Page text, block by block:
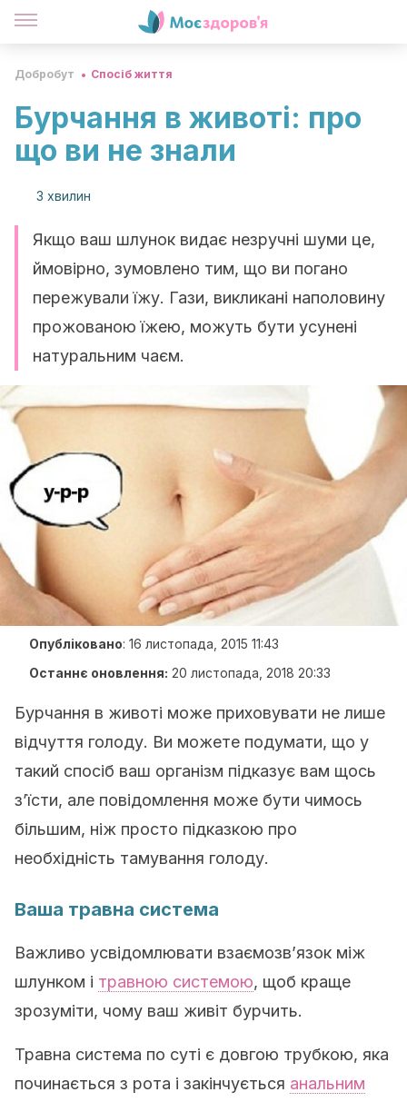
Добробут Спосіб життя
Бурчання в животі: про
що ви не знали
3 хвилин
Якщо ваш шлунок видає незручні шуми це,
ймовірно, зумовлено тим, що ви погано
пережували їжу. Гази, викликані наполовину
прожованою їжею, можуть бути усунені
натуральним чаєм.
Опубліковано: 16 листопада, 2015 11:43
Останнє оновлення: 20 листопада, 2018 20:33
Бурчання в животі може приховувати не лише
відчуття голоду. Ви можете подумати, що у
такий спосіб ваш організм підказує вам щось
з’їсти, але повідомлення може бути чимось
більшим, ніж просто підказкою про
необхідність тамування голоду.
Ваша травна система
Важливо усвідомлювати взаємозв’язок між
шлунком і травною системою, щоб краще
зрозуміти, чому ваш живіт бурчить.
Травна система по суті є довгою трубкою, яка
починається з рота і закінчується анальним